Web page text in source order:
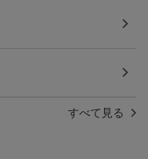
すべて見る